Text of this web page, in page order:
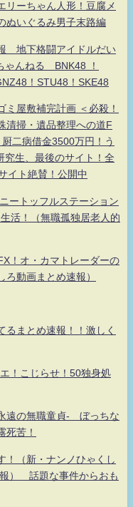
ーちゃん人形！豆腐メ
ぬいぐるみ男子末路編
地下格闘アイドルだい
ゃんねる BNK48 ！
！STU48！SKE48
ミ屋敷補完計画 ＜必殺！
清掃・遺品整理への道F
二病借金3500万円！う
究生、最後のサイト！全
イト絶賛！公開中
ートッフルステーション
活！（無職孤独居老人的
！オ・カマトレーダーの
動画まとめ速報）
るまとめ速報！！激しく
！こじらせ！50独身処
の無職童貞- ぼっちな
死苦！
！（新・ナンノひゃくし
） 話題な事件からおも